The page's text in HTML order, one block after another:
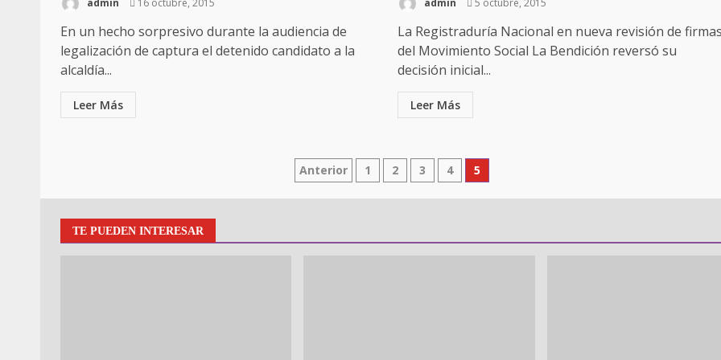
En un hecho sorpresivo durante la audiencia de
legalización de captura el detenido candidato a la
alcaldía...
Leer Más
La Registraduría Nacional en nueva revisión de
del Movimiento Social La Bendición reversó su
decisión inicial...
Leer Más
Anterior 1 2 3 4 5
TE PUEDEN INTERESAR